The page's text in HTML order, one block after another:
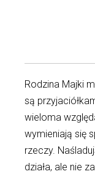
Rodzina Majki
są
wieloma
wymieniają się
rzeczy.
działa, ale nie